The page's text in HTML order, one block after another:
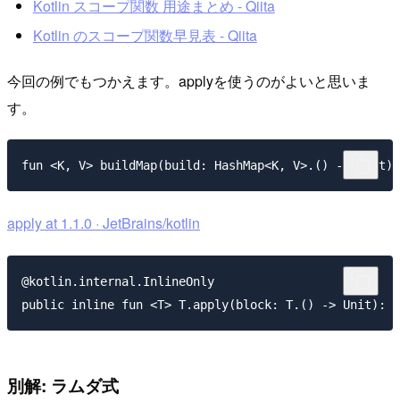
Kotlin スコープ関数 用途まとめ - Qiita
Kotlin のスコープ関数早見表 - Qiita
今回の例でもつかえます。applyを使うのがよいと思いま
す。
apply at 1.1.0 · JetBrains/kotlin
@kotlin.internal.InlineOnly
別解: ラムダ式